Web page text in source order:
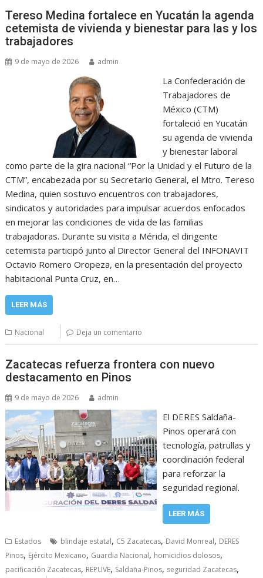
Tereso Medina fortalece en Yucatán la agenda
cetemista de vivienda y bienestar para las y los
trabajadores
9 de mayo de 2026 admin
La Confederación de
Trabajadores de
México (CTM)
fortaleció en Yucatán
su agenda de vivienda
y bienestar laboral
como parte de la gira nacional “Por la Unidad y el Futuro de la
CTM”, encabezada por su Secretario General, el Mtro. Tereso
Medina, quien sostuvo encuentros con trabajadores,
sindicatos y autoridades para impulsar acuerdos enfocados
en mejorar las condiciones de vida de las familias
trabajadoras. Durante su visita a Mérida, el dirigente
cetemista participó junto al Director General del INFONAVIT
Octavio Romero Oropeza, en la presentación del proyecto
habitacional Punta Cruz, en…
LEER MÁS
Nacional Deja un comentario
Zacatecas refuerza frontera con nuevo
destacamento en Pinos
9 de mayo de 2026 admin
El DERES Saldaña-
Pinos operará con
tecnología, patrullas y
coordinación federal
para reforzar la
seguridad regional.
LEER MÁS
Estados blindaje estatal, C5 Zacatecas, David Monreal, DERES
Pinos, Ejército Mexicano, Guardia Nacional, homicidios dolosos,
pacificación Zacatecas, REPUVE, Saldaña-Pinos, seguridad Zacatecas,